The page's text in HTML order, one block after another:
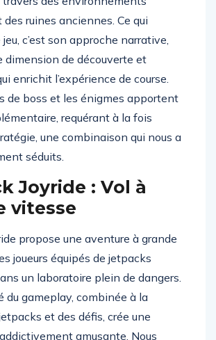
des environnements
des ruines anciennes. Ce qui
c’est son approche narrative,
dimension de découverte et
enrichit l’expérience de course.
de boss et les énigmes apportent
requérant à la fois
une combinaison qui nous a
Joyride : Vol à
vitesse
propose une aventure à grande
joueurs équipés de jetpacks
un laboratoire plein de dangers.
du gameplay, combinée à la
et des défis, crée une